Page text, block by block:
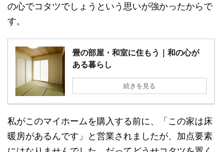
の心でコタツでしょうという思いが強かったからで
す。
畳の部屋・和室に住もう｜和の心が
ある暮らし
続きを見る
私がこのマイホームを購入する前に、「この家は床
暖房があるんです」と営業されましたが、加点要素